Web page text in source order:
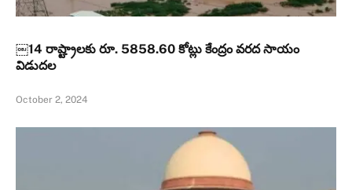
￼14 రాష్ట్రాలకు రూ. 5858.60 కోట్లు కేంద్రం వరద సాయం
విడుదల
October 2, 2024